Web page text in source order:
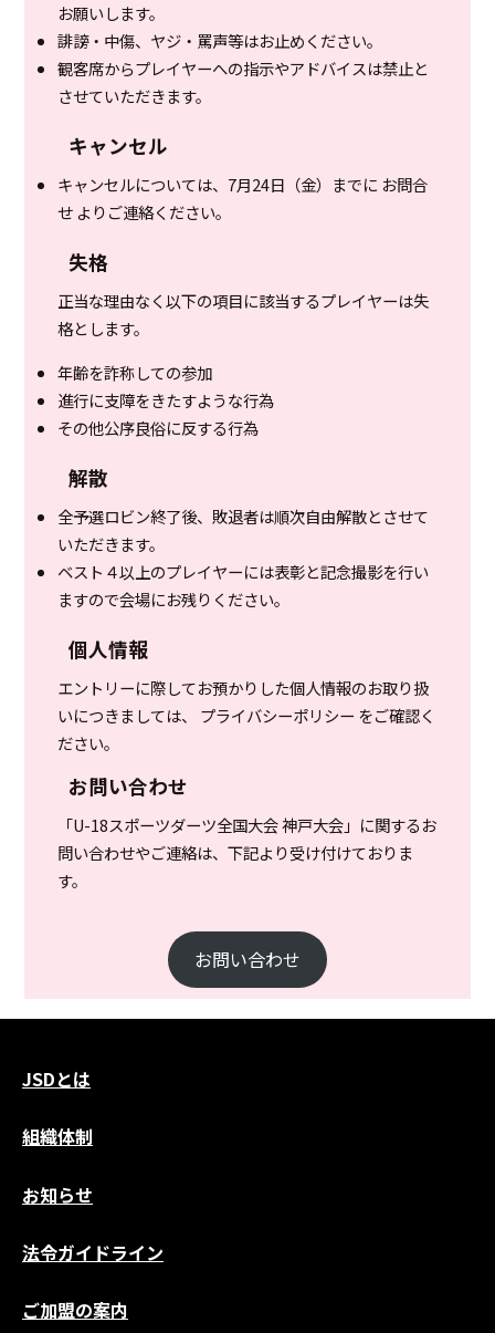
お願いします。
誹謗・中傷、ヤジ・罵声等はお止めください。
観客席からプレイヤーへの指示やアドバイスは禁止と
させていただきます。
キャンセル
キャンセルについては、7月24日（金）までに お問合
せ よりご連絡ください。
失格
正当な理由なく以下の項目に該当するプレイヤーは失
格とします。
年齢を詐称しての参加
進行に支障をきたすような行為
その他公序良俗に反する行為
解散
全予選ロビン終了後、敗退者は順次自由解散とさせて
いただきます。
ベスト４以上のプレイヤーには表彰と記念撮影を行い
ますので会場にお残りください。
個人情報
エントリーに際してお預かりした個人情報のお取り扱
いにつきましては、 プライバシーポリシー をご確認く
ださい。
お問い合わせ
「U-18スポーツダーツ全国大会 神戸大会」に関するお
問い合わせやご連絡は、下記より受け付けておりま
す。
お問い合わせ
JSDとは
組織体制
お知らせ
法令ガイドライン
ご加盟の案内